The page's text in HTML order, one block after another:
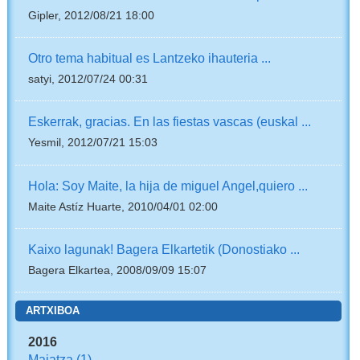
Gipler, 2012/08/21 18:00
Otro tema habitual es Lantzeko ihauteria ...
satyi, 2012/07/24 00:31
Eskerrak, gracias. En las fiestas vascas (euskal ...
Yesmil, 2012/07/21 15:03
Hola: Soy Maite, la hija de miguel Angel,quiero ...
Maite Astíz Huarte, 2010/04/01 02:00
Kaixo lagunak! Bagera Elkartetik (Donostiako ...
Bagera Elkartea, 2008/09/09 15:07
ARTXIBOA
2016